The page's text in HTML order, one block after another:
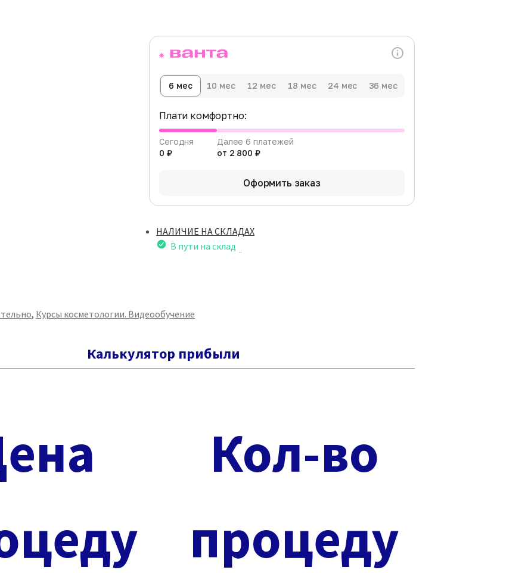
6 мес 10 мес 12 мес 18 мес 24 мес 36 мес
Плати комфортно:
Сегодня
0 ₽
Далее 6 платежей
от 2 800 ₽
Оформить заказ
НАЛИЧИЕ НА СКЛАДАХ
В пути на склад
, Курсы косметологии. Видеообучение
Калькулятор прибыли
Кол-во
процеду